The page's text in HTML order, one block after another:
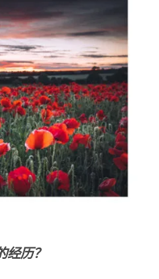
经历？